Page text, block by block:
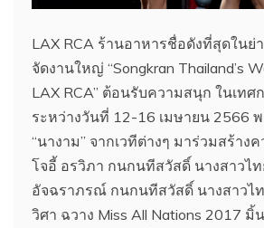
LAX RCA ร้านอาหารชื่อดังที่สุดในย่
จัดงานใหญ่ “Songkran Thailand’s
LAX RCA” ต้อนรับความสนุก ในเทศ
ระหว่างวันที่ 12-16 เมษายน 2566
“นางาม” จากเวทีต่างๆ มาร่วมสร้าง
โจอี้ อรวิภา กนกนทีสวัสดิ์ นางสาวไ
อัจฉราภรณ์ กนกนทีสวัสดิ์ นางสาวไ
วิศา ฉวาง Miss All Nations 2017